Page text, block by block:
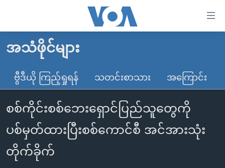
လွယ်ကူ
သည့်
Link
များ
ပင်မ
အကြောင်းအရာ
မူလစာမျက်နှာ
မြန်မာ
ကမ္ဘာ့သတင်းများ
နိုင်ငံတကာ
အမေရိကန်
တရုတ်
အစ္စရေး-ပါလက်စတိုင်း
ဗွီဒီယို
သတင်းလွတ်လပ်ခွင့်
ရပ်ဝန်းတခု လမ်းတခု အလွန်
အင်္ဂလိပ်စာလေ့လာမယ်
အသံဖိုင်များ
ဗွီဒီယို ကြည့်ရှုရန် သတင်းစာသား အကြောင်း
စစ်ကိုင်းစစ်ဘေးရှောင်ပြည်သူတွေကို
ပစ်မှတ်ထားပြီးစစ်ကောင်စီ အင်အားသုံး
တိုက်ခိုက်